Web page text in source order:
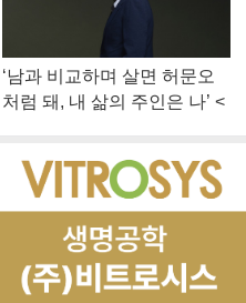
‘남과 비교하며 살면 허문오
처럼 돼, 내 삶의 주인은 나’ <